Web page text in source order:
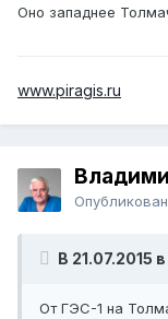
Оно западнее
www.piragis.ru
В 21.07.2015
От ГЭС-1 на